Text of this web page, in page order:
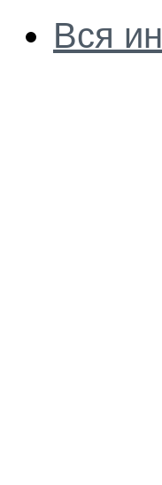
Вся